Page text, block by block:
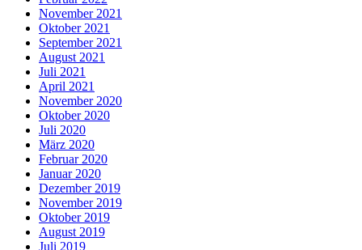
November 2021
Oktober 2021
September 2021
August 2021
Juli 2021
April 2021
November 2020
Oktober 2020
Juli 2020
März 2020
Februar 2020
Januar 2020
Dezember 2019
November 2019
Oktober 2019
August 2019
Juli 2019